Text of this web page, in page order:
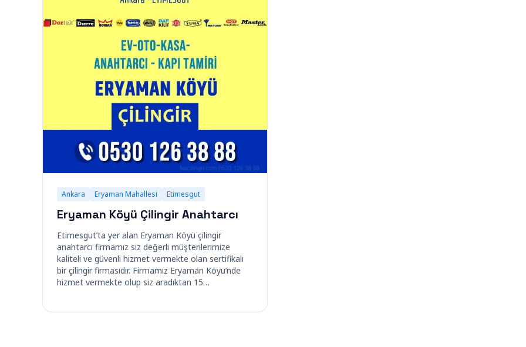
Ankara Eryaman Mahallesi Etimesgut
Eryaman Köyü Çilingir Anahtarcı
Etimesgut’ta yer alan Eryaman Köyü çilingir
anahtarcı firmamız siz değerli müşterilerimize
kaliteli ve güvenli hizmet vermekte olan sertifikalı
bir çilingir firmasıdır. Firmamız Eryaman Köyü’nde
hizmet vermekte olup siz aradıktan 15…